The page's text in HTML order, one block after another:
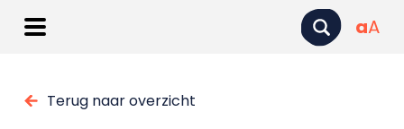
aA
Terug naar overzicht